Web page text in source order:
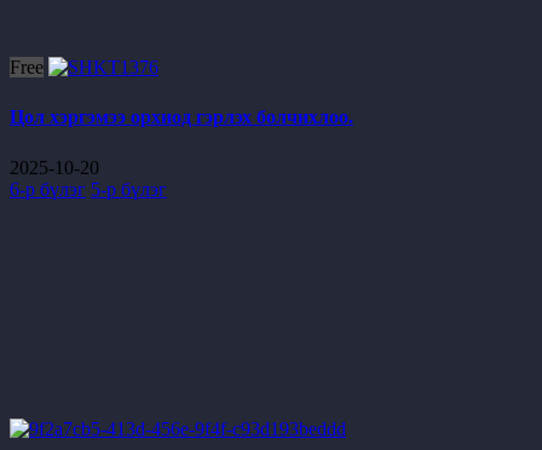
Free
Цол хэргэмээ орхиод гэрлэх болчихлоо.
2025-10-20
6-р бүлэг 5-р бүлэг